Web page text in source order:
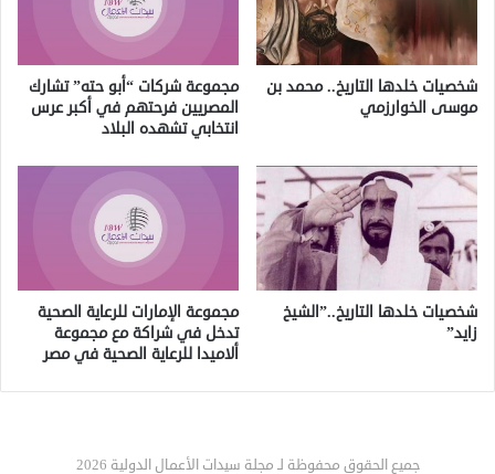
شخصيات خلدها التاريخ.. محمد بن
موسى الخوارزمي
مجموعة شركات “أبو حته” تشارك
المصريين فرحتهم في أكبر عرس
انتخابي تشهده البلاد
شخصيات خلدها التاريخ..”الشيخ
زايد”
مجموعة الإمارات للرعاية الصحية
تدخل في شراكة مع مجموعة
ألاميدا للرعاية الصحية في مصر
جميع الحقوق محفوظة لـ مجلة سيدات الأعمال الدولية 2026